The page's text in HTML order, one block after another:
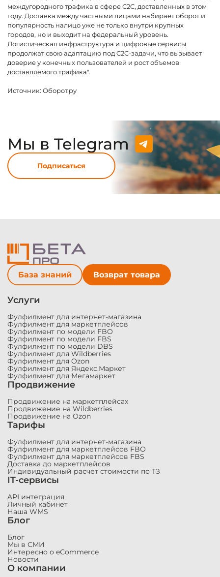
междугородного трафика в сфере C2C, доставленных в этом
году. Доставка между частными лицами набирает оборот и
популярность налицо уже не только внутри крупных
городов, но и выходит на федеральный уровень.
Логистическая инфраструктура и цифровые сервисы
продолжат свою адаптацию под C2C-задачи, что вызывает
доверие у конечных пользователей и рост объемов
доставляемого трафика".
Источник: Оборот.ру
Мы в Telegram
Подписаться
База знаний Возврат товара
Услуги
Фулфилмент для интернет-магазина
Фулфилмент для маркетплейсов
Фулфилмент по модели FBO
Фулфилмент по модели FBS
Фулфилмент по модели DBS
Фулфилмент для Wildberries
Фулфилмент для Ozon
Фулфилмент для Яндекс.Маркет
Фулфилмент для Мегамаркет
Продвижение
Продвижение на маркетплейсах
Продвижение на Wildberries
Продвижение на Ozon
Тарифы
Фулфилмент для интернет-магазина
Фулфилмент для маркетплейсов FBO
Фулфилмент для маркетплейсов FBS
Доставка до маркетплейсов
Индивидуальный расчет стоимости по ТЗ
IT-сервисы
API интеграция
Личный кабинет
Наша WMS
Блог
Блог
Мы в СМИ
Интересно о eCommerce
Новости
О компании